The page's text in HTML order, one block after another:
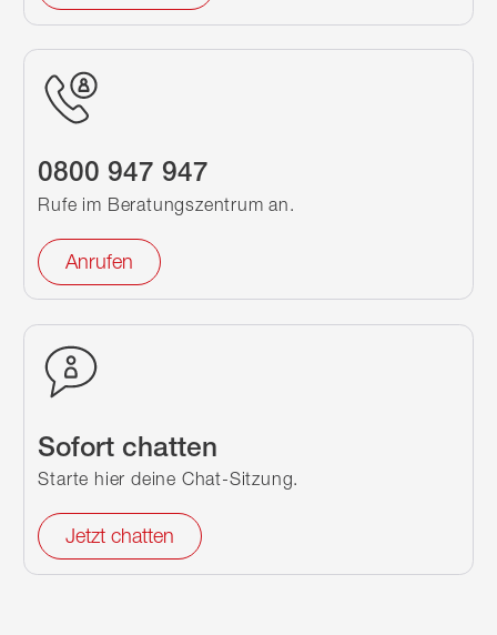
0800 947 947
Rufe im Beratungszentrum an.
Anrufen
Sofort chatten
Starte hier deine Chat-Sitzung.
Jetzt chatten